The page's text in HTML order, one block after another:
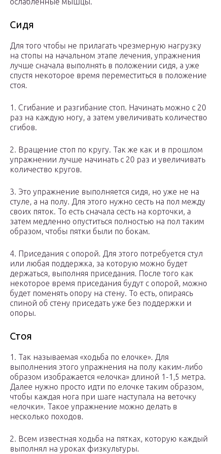
Сидя
Для того чтобы не прилагать чрезмерную нагрузку
на стопы на начальном этапе лечения, упражнения
лучше сначала выполнять в положении сидя, а уже
спустя некоторое время переместиться в положение
стоя.
1. Сгибание и разгибание стоп. Начинать можно с 20
раз на каждую ногу, а затем увеличивать количество
сгибов.
2. Вращение стоп по кругу. Так же как и в прошлом
упражнении лучше начинать с 20 раз и увеличивать
количество кругов.
3. Это упражнение выполняется сидя, но уже не на
стуле, а на полу. Для этого нужно сесть на пол между
своих пяток. То есть сначала сесть на корточки, а
затем медленно опуститься полностью на пол таким
образом, чтобы пятки были по бокам.
4. Приседания с опорой. Для этого потребуется стул
или любая поддержка, за которую можно будет
держаться, выполняя приседания. После того как
некоторое время приседания будут с опорой, можно
будет поменять опору на стену. То есть, опираясь
спиной об стену приседать уже без поддержки и
опоры.
Стоя
1. Так называемая «ходьба по елочке». Для
выполнения этого упражнения на полу каким-либо
образом изображается «елочка» длиной 1-1,5 метра.
Далее нужно просто идти по елочке таким образом,
чтобы каждая нога при шаге наступала на веточку
«елочки». Такое упражнение можно делать в
несколько походов.
2. Всем известная ходьба на пятках, которую каждый
выполнял на уроках физкультуры.